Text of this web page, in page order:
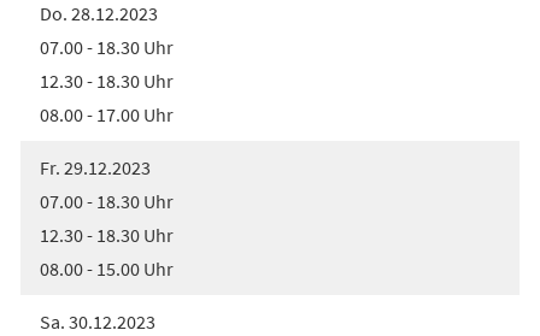
Do. 28.12.2023
07.00 - 18.30 Uhr
12.30 - 18.30 Uhr
08.00 - 17.00 Uhr
Fr. 29.12.2023
07.00 - 18.30 Uhr
12.30 - 18.30 Uhr
08.00 - 15.00 Uhr
Sa. 30.12.2023